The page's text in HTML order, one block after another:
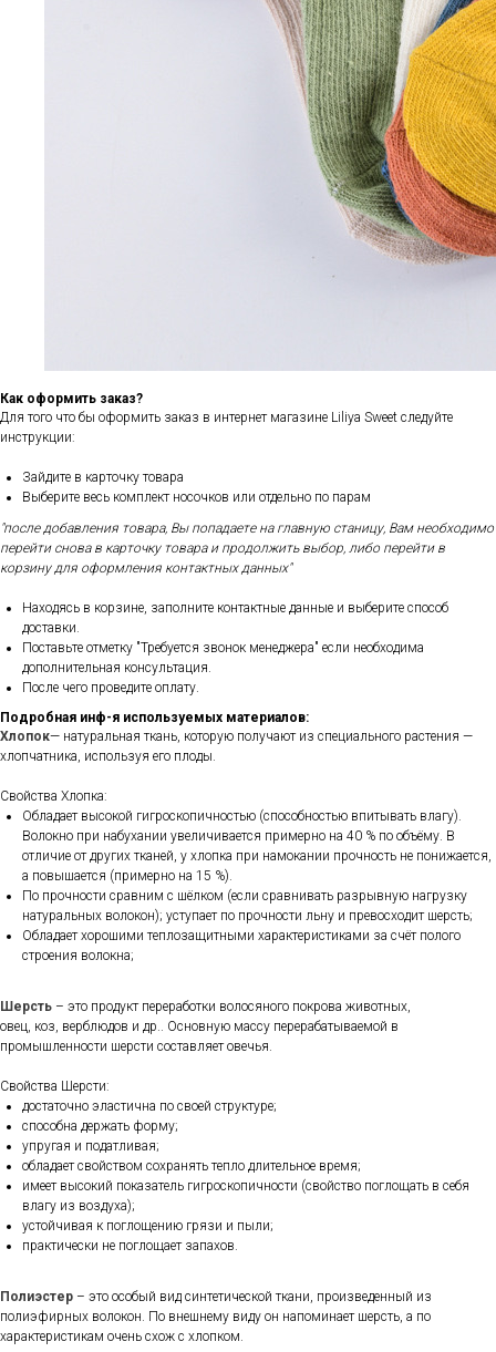
Как оформить заказ?
Для того что бы оформить заказ в интернет магазине Liliya Sweet следуйте
инструкции:
Зайдите в карточку товара
Выберите весь комплект носочков или отдельно по парам
"после добавления товара, Вы попадаете на главную станицу, Вам необходимо
перейти снова в карточку товара и продолжить выбор, либо перейти в
корзину для оформления контактных данных"
Находясь в корзине, заполните контактные данные и выберите способ
доставки.
Поставьте отметку "Требуется звонок менеджера" если необходима
дополнительная консультация.
После чего проведите оплату.
Подробная инф-я используемых материалов:
Хлопок— натуральная ткань, которую получают из специального растения —
хлопчатника, используя его плоды.
Свойства Хлопка:
Обладает высокой гигроскопичностью (способностью впитывать влагу).
Волокно при набухании увеличивается примерно на 40 % по объёму. В
отличие от других тканей, у хлопка при намокании прочность не понижается,
а повышается (примерно на 15 %).
По прочности сравним с шёлком (если сравнивать разрывную нагрузку
натуральных волокон); уступает по прочности льну и превосходит шерсть;
Обладает хорошими теплозащитными характеристиками за счёт полого
строения волокна;
Шерсть – это продукт переработки волосяного покрова животных,
овец, коз, верблюдов и др.. Основную массу перерабатываемой в
промышленности шерсти составляет овечья.
Свойства Шерсти:
достаточно эластична по своей структуре;
способна держать форму;
упругая и податливая;
обладает свойством сохранять тепло длительное время;
имеет высокий показатель гигроскопичности (свойство поглощать в себя
влагу из воздуха);
устойчивая к поглощению грязи и пыли;
практически не поглощает запахов.
Полиэстер – это особый вид синтетической ткани, произведенный из
полиэфирных волокон. По внешнему виду он напоминает шерсть, а по
характеристикам очень схож с хлопком.